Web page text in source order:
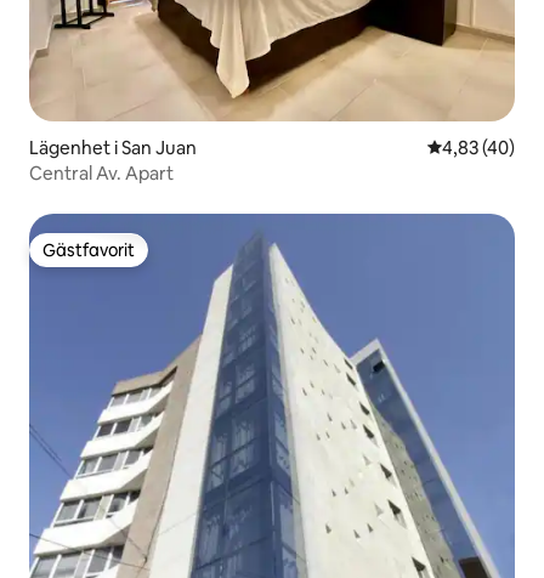
Lägenhet i San Juan 4,83 av 5 i
4,83 (40)
Central Av. Apart
Gästfavorit
Gästfavorit